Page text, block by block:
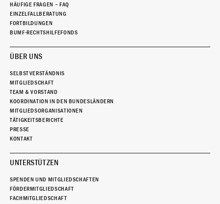
HÄUFIGE FRAGEN – FAQ
EINZELFALLBERATUNG
FORTBILDUNGEN
BUMF-RECHTSHILFEFONDS
ÜBER UNS
SELBSTVERSTÄNDNIS
MITGLIEDSCHAFT
TEAM & VORSTAND
KOORDINATION IN DEN BUNDESLÄNDERN
MITGLIEDSORGANISATIONEN
TÄTIGKEITSBERICHTE
PRESSE
KONTAKT
UNTERSTÜTZEN
SPENDEN UND MITGLIEDSCHAFTEN
FÖRDERMITGLIEDSCHAFT
FACHMITGLIEDSCHAFT